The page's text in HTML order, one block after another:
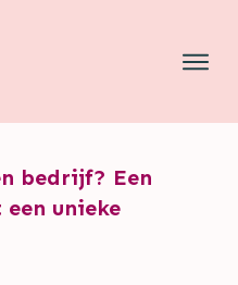
bedrijf? Een
unieke